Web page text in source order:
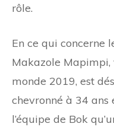
rôle.
En ce qui concerne
Makazole
monde 2019, est
chevronné à 34 ans
l’équipe de Bok